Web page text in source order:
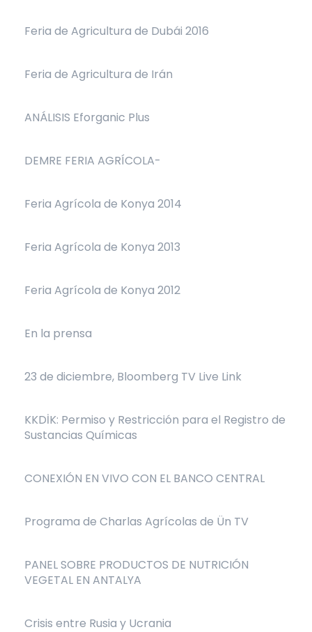
Feria de Agricultura de Dubái 2016
Feria de Agricultura de Irán
ANÁLISIS Eforganic Plus
DEMRE FERIA AGRÍCOLA-
Feria Agrícola de Konya 2014
Feria Agrícola de Konya 2013
Feria Agrícola de Konya 2012
En la prensa
23 de diciembre, Bloomberg TV Live Link
KKDİK: Permiso y Restricción para el Registro de
Sustancias Químicas
CONEXIÓN EN VIVO CON EL BANCO CENTRAL
Programa de Charlas Agrícolas de Ün TV
PANEL SOBRE PRODUCTOS DE NUTRICIÓN
VEGETAL EN ANTALYA
Crisis entre Rusia y Ucrania